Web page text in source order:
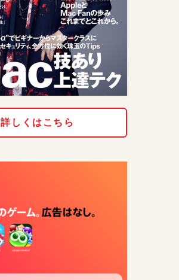
詳しくはこちら